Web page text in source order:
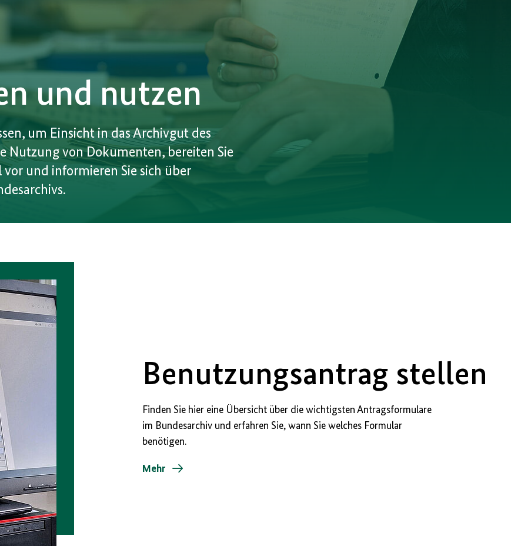
und nutzen
um Einsicht in das Archivgut des
Nutzung von Dokumenten, bereiten Sie
und informieren Sie sich über
Benutzungsantrag stellen
Finden Sie hier eine Übersicht über die wichtigsten Antragsformulare
im Bundesarchiv und erfahren Sie, wann Sie welches Formular
benötigen.
Mehr